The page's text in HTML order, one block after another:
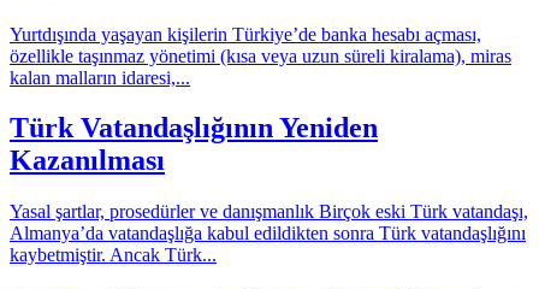
Yurtdışında yaşayan kişilerin Türkiye’de banka hesabı açması,
özellikle taşınmaz yönetimi (kısa veya uzun süreli kiralama), miras
kalan malların idaresi,...
Türk Vatandaşlığının Yeniden
Kazanılması
Yasal şartlar, prosedürler ve danışmanlık Birçok eski Türk vatandaşı,
Almanya’da vatandaşlığa kabul edildikten sonra Türk vatandaşlığını
kaybetmiştir. Ancak Türk...